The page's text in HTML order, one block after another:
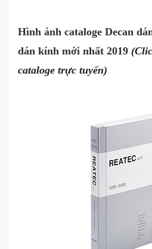
Hình ảnh cataloge Decan
dán kính mới nhất 2019
cataloge trực tuyến)